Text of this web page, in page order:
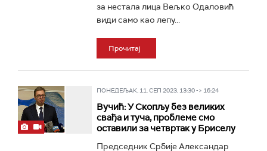
за нестала лица Вељко Одаловић
види само као лепу...
Прочитај
ПОНЕДЕЉАК, 11. СЕП 2023, 13:30 -> 16:24
Вучић: У Скопљу без великих
свађа и туча, проблеме смо
оставили за четвртак у Бриселу
Председник Србије Александар